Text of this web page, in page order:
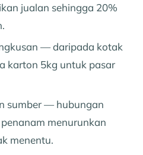
jualan sehingga 20%
— daripada kotak
karton 5kg untuk pasar
sumber — hubungan
menurunkan
menentu.